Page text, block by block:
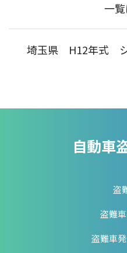
一
埼玉県 H12年式
自動車
盗
盗難
盗難車